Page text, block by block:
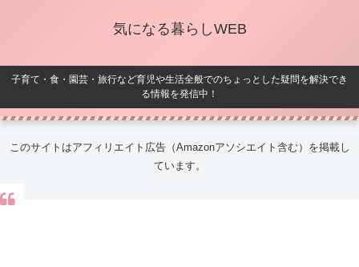
気になる暮らしWEB
子育て・食・園芸・旅行など育児や生活全般でのちょっとした疑問を解決でき
る情報を発信中！
このサイトはアフィリエイト広告（Amazonアソシエイト含む）を掲載し
ています。